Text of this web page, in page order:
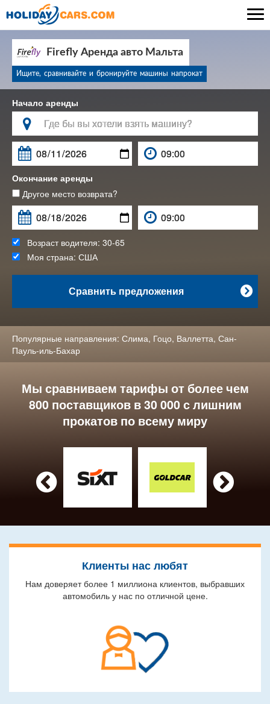
Firefly Аренда авто Мальта
Ищите, сравнивайте и бронируйте машины напрокат
Начало аренды


Окончание аренды
Другое место возврата?
Возраст водителя: 30-65
Моя страна: США

Сравнить предложения
Популярные направления: Слима, Гоцо, Валлетта, Сан-
Пауль-иль-Бахар
Мы сравниваем тарифы от более чем
800 поставщиков в 30 000 с лишним
прокатов по всему миру
 
Клиенты нас любят
Нам доверяет более 1 миллиона клиентов, выбравших
автомобиль у нас по отличной цене.